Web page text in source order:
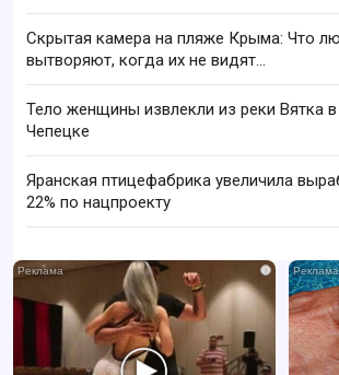
Скрытая камера на пляже Крыма: Что
вытворяют, когда их не видят...
Тело женщины извлекли из реки Вятка
Чепецке
Яранская птицефабрика увеличила
22% по нацпроекту
i